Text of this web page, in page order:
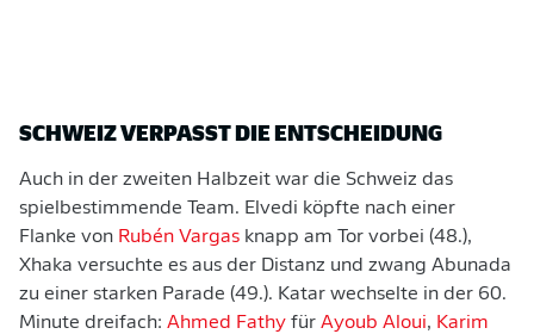
SCHWEIZ VERPASST DIE ENTSCHEIDUNG
Auch in der zweiten Halbzeit war die Schweiz das
spielbestimmende Team. Elvedi köpfte nach einer
Flanke von Rubén Vargas knapp am Tor vorbei (48.),
Xhaka versuchte es aus der Distanz und zwang Abunada
zu einer starken Parade (49.). Katar wechselte in der 60.
Minute dreifach: Ahmed Fathy für Ayoub Aloui, Karim